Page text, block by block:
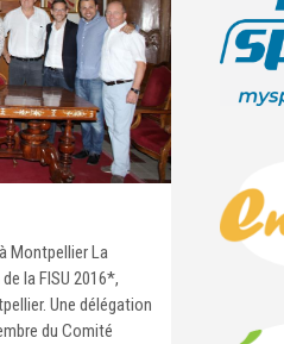
Montpellier La
la FISU 2016*,
Une délégation
du Comité